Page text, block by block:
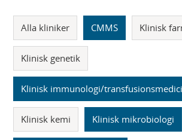
Alla kliniker CMMS Klinisk
Klinisk genetik
Klinisk immunologi/
Klinisk kemi Klinisk mikrobiologi